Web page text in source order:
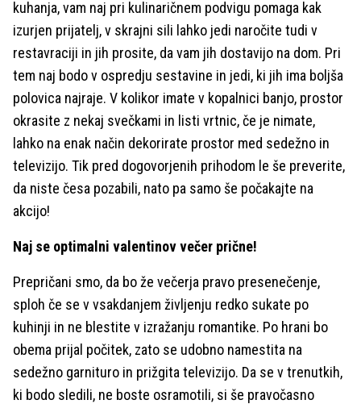
kuhanja, vam naj pri kulinaričnem podvigu pomaga kak
izurjen prijatelj, v skrajni sili lahko jedi naročite tudi v
restavraciji in jih prosite, da vam jih dostavijo na dom. Pri
tem naj bodo v ospredju sestavine in jedi, ki jih ima boljša
polovica najraje. V kolikor imate v kopalnici banjo, prostor
okrasite z nekaj svečkami in listi vrtnic, če je nimate,
lahko na enak način dekorirate prostor med sedežno in
televizijo. Tik pred dogovorjenih prihodom le še preverite,
da niste česa pozabili, nato pa samo še počakajte na
akcijo!
Naj se optimalni valentinov večer prične!
Prepričani smo, da bo že večerja pravo presenečenje,
sploh če se v vsakdanjem življenju redko sukate po
kuhinji in ne blestite v izražanju romantike. Po hrani bo
obema prijal počitek, zato se udobno namestita na
sedežno garnituro in prižgita televizijo. Da se v trenutkih,
ki bodo sledili, ne boste osramotili, si še pravočasno